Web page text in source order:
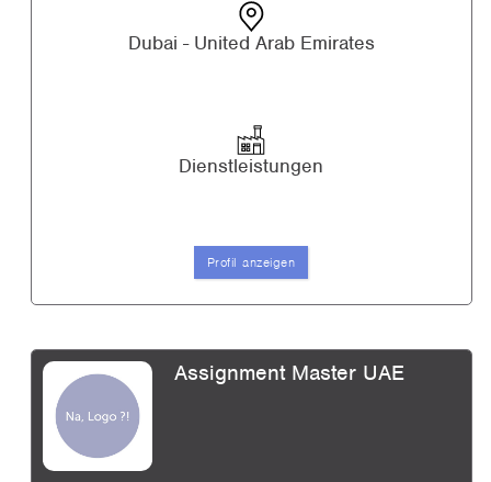
Dubai - United Arab Emirates
Dienstleistungen
Profil anzeigen
Assignment Master UAE